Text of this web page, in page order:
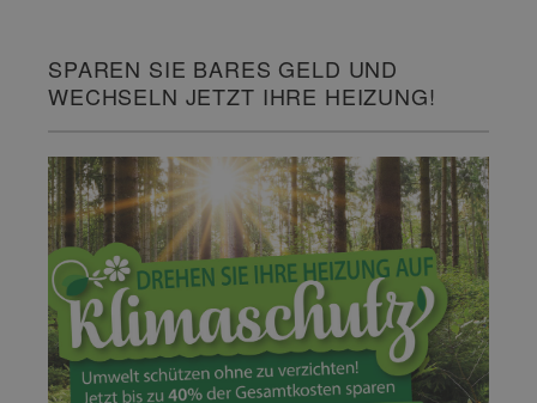
SPAREN SIE BARES GELD UND
WECHSELN JETZT IHRE HEIZUNG!